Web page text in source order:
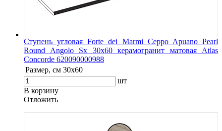
Ступень угловая Forte dei Marmi Ceppo Apuano Pearl
Round Angolo Sx 30x60 керамогранит матовая Atlas
Concorde 620090000988
Размер, см 30x60
шт
В корзину
Oтложить